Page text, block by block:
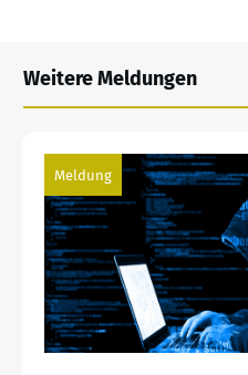
Weitere Meldungen
Meldung